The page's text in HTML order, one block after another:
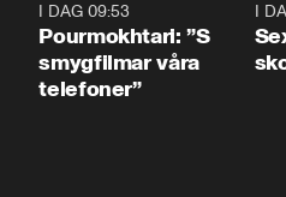
I DAG 09:53
Pourmokhtari: ”S
smygfilmar våra
telefoner”
I